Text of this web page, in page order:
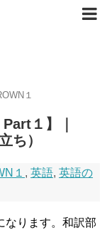
１
１】｜
ち）
１ ,英語,英語の
なります。和訳部